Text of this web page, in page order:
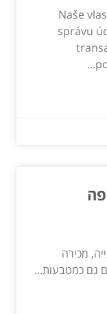
Naše
správu
מכירה
גם כמטבעות...